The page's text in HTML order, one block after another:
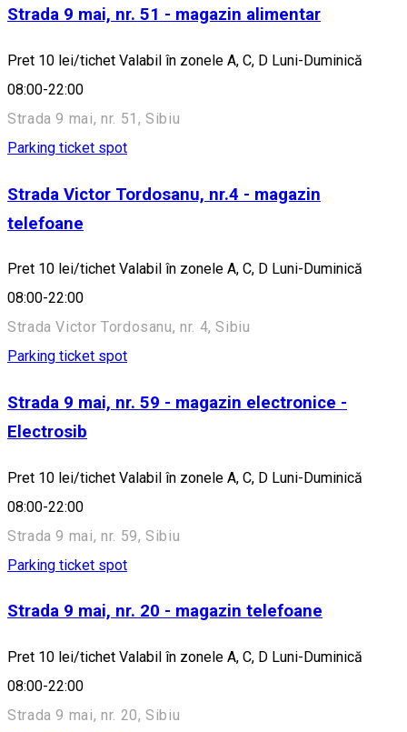
Strada 9 mai, nr. 51 - magazin alimentar
Pret 10 lei/tichet Valabil în zonele A, C, D Luni-Duminică
08:00-22:00
Strada 9 mai, nr. 51, Sibiu
Parking ticket spot
Strada Victor Tordosanu, nr.4 - magazin
telefoane
Pret 10 lei/tichet Valabil în zonele A, C, D Luni-Duminică
08:00-22:00
Strada Victor Tordosanu, nr. 4, Sibiu
Parking ticket spot
Strada 9 mai, nr. 59 - magazin electronice -
Electrosib
Pret 10 lei/tichet Valabil în zonele A, C, D Luni-Duminică
08:00-22:00
Strada 9 mai, nr. 59, Sibiu
Parking ticket spot
Strada 9 mai, nr. 20 - magazin telefoane
Pret 10 lei/tichet Valabil în zonele A, C, D Luni-Duminică
08:00-22:00
Strada 9 mai, nr. 20, Sibiu